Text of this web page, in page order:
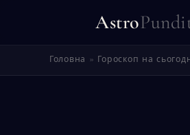
Astro
Головна » Гороскоп на